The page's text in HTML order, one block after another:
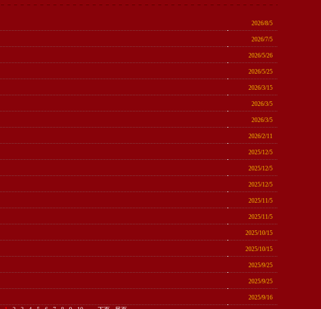
2026/8/5
2026/7/5
2026/5/26
2026/5/25
2026/3/15
2026/3/5
2026/3/5
2026/2/11
2025/12/5
2025/12/5
2025/12/5
2025/11/5
2025/11/5
2025/10/15
2025/10/15
2025/9/25
2025/9/25
2025/9/16